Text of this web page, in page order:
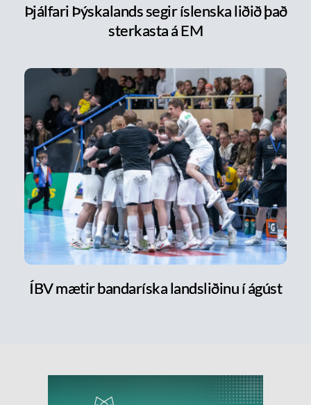
Þjálfari Þýskalands segir íslenska liðið það
sterkasta á EM
ÍBV mætir bandaríska landsliðinu í ágúst